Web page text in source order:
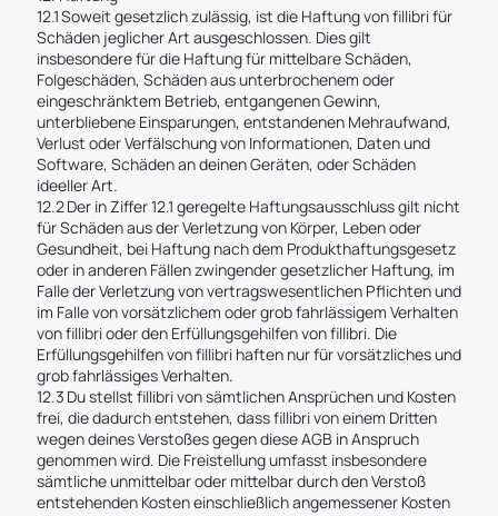
12.1 Soweit gesetzlich zulässig, ist die Haftung von fillibri für
Schäden jeglicher Art ausgeschlossen. Dies gilt
insbesondere für die Haftung für mittelbare Schäden,
Folgeschäden, Schäden aus unterbrochenem oder
eingeschränktem Betrieb, entgangenen Gewinn,
unterbliebene Einsparungen, entstandenen Mehraufwand,
Verlust oder Verfälschung von Informationen, Daten und
Software, Schäden an deinen Geräten, oder Schäden
ideeller Art.
12.2 Der in Ziffer 12.1 geregelte Haftungsausschluss gilt nicht
für Schäden aus der Verletzung von Körper, Leben oder
Gesundheit, bei Haftung nach dem Produkthaftungsgesetz
oder in anderen Fällen zwingender gesetzlicher Haftung, im
Falle der Verletzung von vertragswesentlichen Pflichten und
im Falle von vorsätzlichem oder grob fahrlässigem Verhalten
von fillibri oder den Erfüllungsgehilfen von fillibri. Die
Erfüllungsgehilfen von fillibri haften nur für vorsätzliches und
grob fahrlässiges Verhalten.
12.3 Du stellst fillibri von sämtlichen Ansprüchen und Kosten
frei, die dadurch entstehen, dass fillibri von einem Dritten
wegen deines Verstoßes gegen diese AGB in Anspruch
genommen wird. Die Freistellung umfasst insbesondere
sämtliche unmittelbar oder mittelbar durch den Verstoß
entstehenden Kosten einschließlich angemessener Kosten